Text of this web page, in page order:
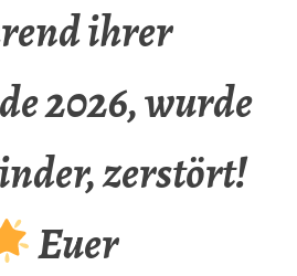
ihrer
2026, wurde
zerstört!
Euer